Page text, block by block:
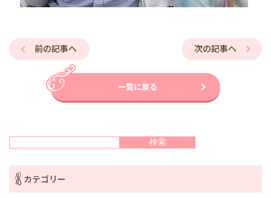
次の記事へ
前の記事へ
一覧に戻る
検索
カテゴリー